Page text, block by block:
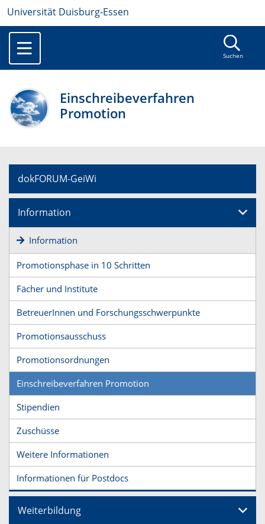
Universität Duisburg-Essen
Suchen
Einschreibeverfahren
Promotion
dokFORUM-GeiWi
Information
Information
Promotionsphase in 10 Schritten
Fächer und Institute
BetreuerInnen und Forschungsschwerpunkte
Promotionsausschuss
Promotionsordnungen
Einschreibeverfahren Promotion
Stipendien
Zuschüsse
Weitere Informationen
Informationen für Postdocs
Weiterbildung